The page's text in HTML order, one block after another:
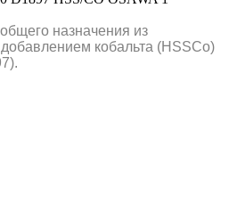
назначения из
кобальта (HSSCo)